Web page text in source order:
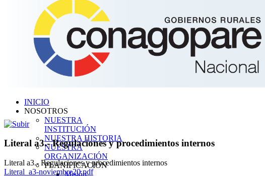
INICIO
NOSOTROS
NUESTRA
INSTITUCIÓN
NUESTRA HISTORIA
NUESTRA
ORGANIZACIÓN
PLANIFICACIÓN
Misión
Literal a3.- Regulaciones y procedimientos internos
Literal a3.- Regulaciones y procedimientos internos
Literal_a3-noviembre20.pdf